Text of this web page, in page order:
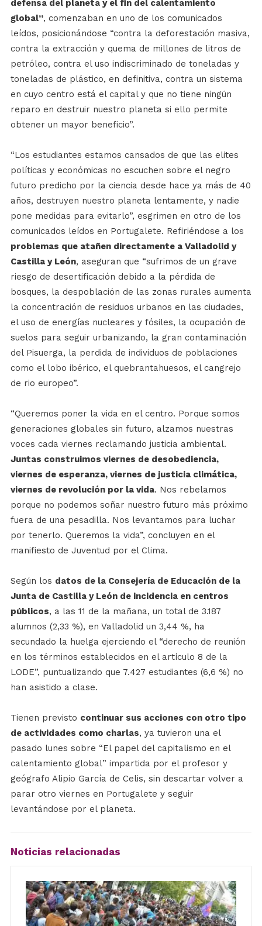
defensa del planeta y el fin del calentamiento
global”, comenzaban en uno de los comunicados
leídos, posicionándose “contra la deforestación masiva,
contra la extracción y quema de millones de litros de
petróleo, contra el uso indiscriminado de toneladas y
toneladas de plástico, en definitiva, contra un sistema
en cuyo centro está el capital y que no tiene ningún
reparo en destruir nuestro planeta si ello permite
obtener un mayor beneficio”.
“Los estudiantes estamos cansados de que las elites
políticas y económicas no escuchen sobre el negro
futuro predicho por la ciencia desde hace ya más de 40
años, destruyen nuestro planeta lentamente, y nadie
pone medidas para evitarlo”, esgrimen en otro de los
comunicados leídos en Portugalete. Refiriéndose a los
problemas que atañen directamente a Valladolid y
Castilla y León, aseguran que “sufrimos de un grave
riesgo de desertificación debido a la pérdida de
bosques, la despoblación de las zonas rurales aumenta
la concentración de residuos urbanos en las ciudades,
el uso de energías nucleares y fósiles, la ocupación de
suelos para seguir urbanizando, la gran contaminación
del Pisuerga, la perdida de individuos de poblaciones
como el lobo ibérico, el quebrantahuesos, el cangrejo
de rio europeo”.
“Queremos poner la vida en el centro. Porque somos
generaciones globales sin futuro, alzamos nuestras
voces cada viernes reclamando justicia ambiental.
Juntas construimos viernes de desobediencia,
viernes de esperanza, viernes de justicia climática,
viernes de revolución por la vida. Nos rebelamos
porque no podemos soñar nuestro futuro más próximo
fuera de una pesadilla. Nos levantamos para luchar
por tenerlo. Queremos la vida”, concluyen en el
manifiesto de Juventud por el Clima.
Según los datos de la Consejería de Educación de la
Junta de Castilla y León de incidencia en centros
públicos, a las 11 de la mañana, un total de 3.187
alumnos (2,33 %), en Valladolid un 3,44 %, ha
secundado la huelga ejerciendo el “derecho de reunión
en los términos establecidos en el artículo 8 de la
LODE”, puntualizando que 7.427 estudiantes (6,6 %) no
han asistido a clase.
Tienen previsto continuar sus acciones con otro tipo
de actividades como charlas, ya tuvieron una el
pasado lunes sobre “El papel del capitalismo en el
calentamiento global” impartida por el profesor y
geógrafo Alipio García de Celis, sin descartar volver a
parar otro viernes en Portugalete y seguir
levantándose por el planeta.
Noticias relacionadas